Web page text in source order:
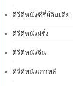
ดีวีดีหนังซีรี่ย์อินเดีย
ดีวีดีหนังฝรั่ง
ดีวีดีหนังจีน
ดีวีดีหนังเกาหลี